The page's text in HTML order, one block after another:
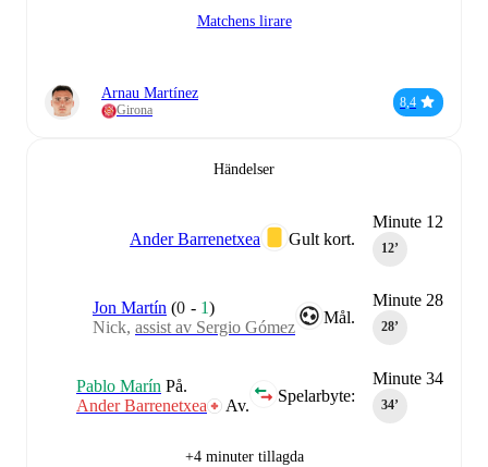
Matchens lirare
Arnau Martínez
Girona
8,4
Händelser
Minute 12
12‎’‎
Gult kort.
Ander Barrenetxea
Minute 28
28‎’‎
Mål.
Jon Martín (0 - 1)
Nick, assist av Sergio Gómez
Minute 34
34‎’‎
Spelarbyte:
Pablo Marín På.
Ander Barrenetxea
Av.
+4 minuter tillagda